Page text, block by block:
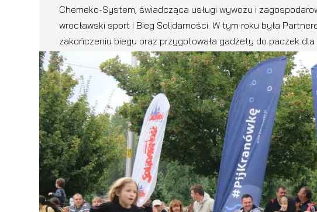
Chemeko-System, świadcząca usługi wywozu i
wrocławski sport i Bieg Solidarności. W tym roku była
zakończeniu biegu oraz przygotowała gadżety do paczek